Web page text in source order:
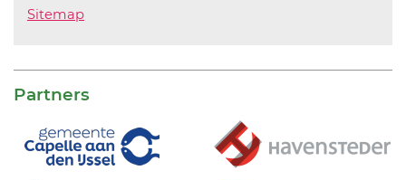
Sitemap
Partners